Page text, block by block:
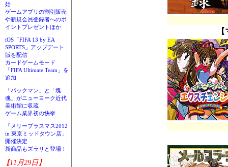
始
ゲームアプリの割引販売
や新規会員登録者へのポ
イントプレゼントほか
iOS「FIFA 13 by EA
SPORTS」アップデート
版を配信
カードゲームモード
「FIFA Ultimate Team」を
追加
「パックマン」と「塊
魂」がニューヨーク近代
美術館に収蔵
ゲーム業界初の快挙
「メリープラスマス2012
in 東京ミッドタウン店」
開催決定
新商品もズラリと登場！
【11月29日】